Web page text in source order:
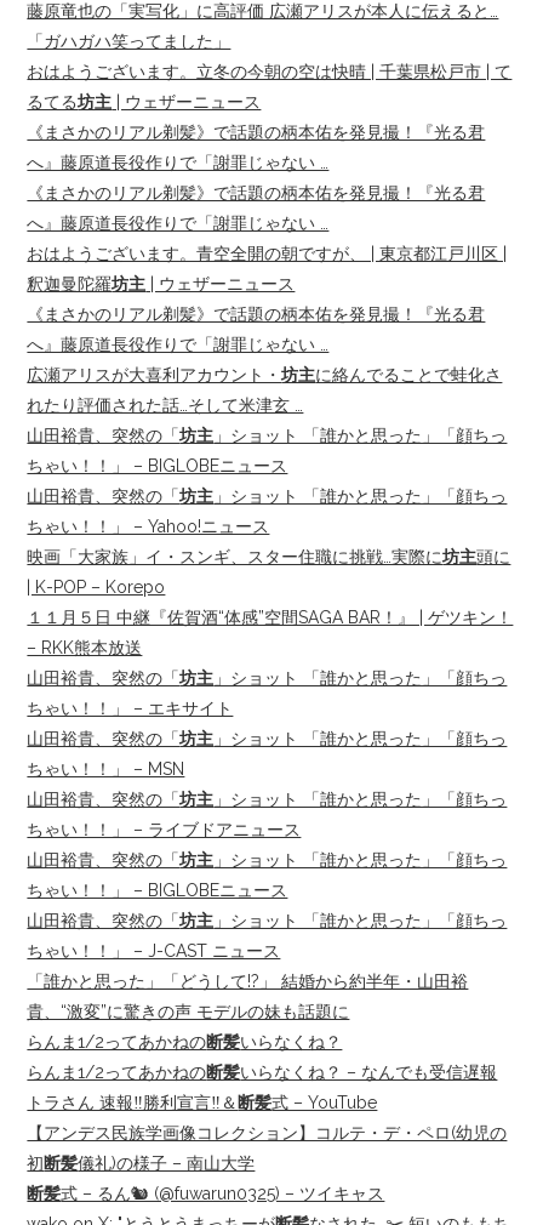
藤原竜也の「実写化」に高評価 広瀬アリスが本人に伝えると…
「ガハガハ笑ってました」
おはようございます。立冬の今朝の空は快晴 | 千葉県松戸市 | て
るてる坊主 | ウェザーニュース
《まさかのリアル剃髪》で話題の柄本佑を発見撮！『光る君
へ』藤原道長役作りで「謝罪じゃない …
《まさかのリアル剃髪》で話題の柄本佑を発見撮！『光る君
へ』藤原道長役作りで「謝罪じゃない …
おはようございます。青空全開の朝ですが、 | 東京都江戸川区 |
釈迦曼陀羅坊主 | ウェザーニュース
《まさかのリアル剃髪》で話題の柄本佑を発見撮！『光る君
へ』藤原道長役作りで「謝罪じゃない …
広瀬アリスが大喜利アカウント・坊主に絡んでることで蛙化さ
れたり評価された話…そして米津玄 …
山田裕貴、突然の「坊主 」ショット 「誰かと思った」「顔ちっ
ちゃい！！」 – BIGLOBEニュース
山田裕貴、突然の「坊主 」ショット 「誰かと思った」「顔ちっ
ちゃい！！」 – Yahoo!ニュース
映画「大家族」イ・スンギ、スター住職に挑戦…実際に坊主頭に
| K-POP – Korepo
１１月５日 中継『佐賀酒“体感”空間SAGA BAR！』 | ゲツキン！
– RKK熊本放送
山田裕貴、突然の「坊主 」ショット 「誰かと思った」「顔ちっ
ちゃい！！」 – エキサイト
山田裕貴、突然の「坊主 」ショット 「誰かと思った」「顔ちっ
ちゃい！！」 – MSN
山田裕貴、突然の「坊主 」ショット 「誰かと思った」「顔ちっ
ちゃい！！」 – ライブドアニュース
山田裕貴、突然の「坊主 」ショット 「誰かと思った」「顔ちっ
ちゃい！！」 – BIGLOBEニュース
山田裕貴、突然の「坊主 」ショット 「誰かと思った」「顔ちっ
ちゃい！！」 – J-CAST ニュース
「誰かと思った」「どうして!?」 結婚から約半年・山田裕
貴、“激変”に驚きの声 モデルの妹も話題に
らんま1/2ってあかねの断髪いらなくね？
らんま1/2ってあかねの断髪いらなくね？ – なんでも受信遅報
トラさん 速報‼️勝利宣言‼️＆ 断髪式 – YouTube
【アンデス民族学画像コレクション】コルテ・デ・ペロ(幼児の
初断髪儀礼)の様子 – 南山大学
断髪式 – るん🐿️ (@fuwarun0325) – ツイキャス